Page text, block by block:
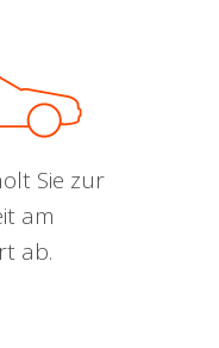
Sie zur
am
ab.